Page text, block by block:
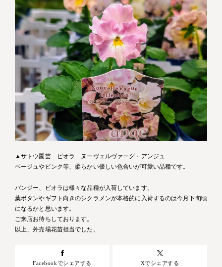
▲サトウ園芸 ビオラ ヌーヴェルヴァーグ・アンジュ
ベージュやピンク等、柔らかい優しい色合いが可愛い品種です。
パンジー、ビオラは様々な品種が入荷しています。
葉ボタンやギフト向きのシクラメンが本格的に入荷するのは今月下旬頃
になるかと思います。
ご来店お待ちしております。
以上、外売場花苗担当でした。
Facebookでシェアする Xでシェアする